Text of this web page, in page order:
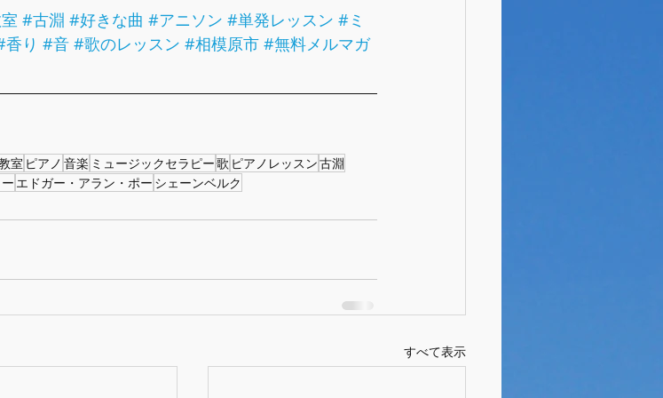
#古淵 #好きな曲 #アニソン #単発レッスン #ミ
香り #音 #歌のレッスン #相模原市 #無料メルマガ
室 ピアノ 音楽 ミュージックセラピー歌 ピアノレッスン古淵
エドガー・アラン・ポー シェーンベルク
すべて表示